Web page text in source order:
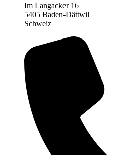
Im Langacker 16
5405 Baden-Dättwil
Schweiz